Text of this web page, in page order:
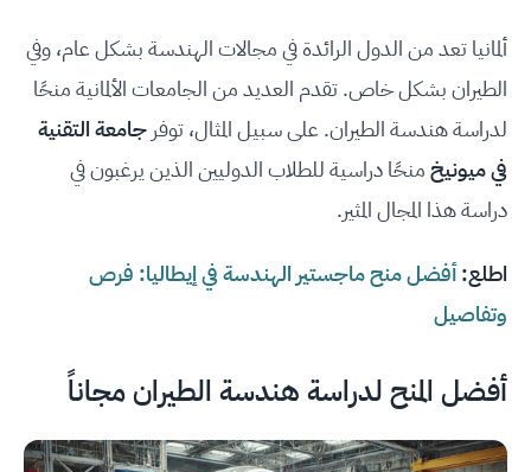
ألمانيا تعد من الدول الرائدة في مجالات الهندسة بشكل عام، وفي
الطيران بشكل خاص. تقدم العديد من الجامعات الألمانية منحًا
لدراسة هندسة الطيران. على سبيل المثال، توفر جامعة التقنية
في ميونيخمنحًا دراسية للطلاب الدوليين الذين يرغبون في
دراسة هذا المجال المثير.
اطلع:أفضل منح ماجستير الهندسة في إيطاليا: فرص
وتفاصيل
أفضل المنح لدراسة هندسة الطيران مجاناً